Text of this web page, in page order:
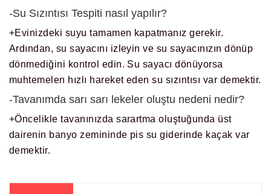
-Su Sızıntısı Tespiti nasıl yapılır?
+Evinizdeki suyu tamamen kapatmanız gerekir.
Ardından, su sayacını izleyin ve su sayacınızın dönüp
dönmediğini kontrol edin. Su sayacı dönüyorsa
muhtemelen hızlı hareket eden su sızıntısı var demektir.
-Tavanımda sarı sarı lekeler oluştu nedeni nedir?
+Öncelikle tavanınızda sarartma oluştuğunda üst
dairenin banyo zemininde pis su giderinde kaçak var
demektir.